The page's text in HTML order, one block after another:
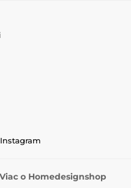
Instagram
Viac o Homedesignshop